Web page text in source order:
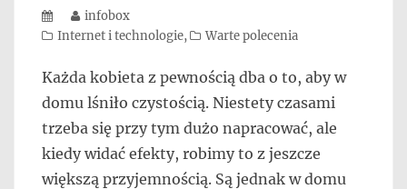
przedstawiamy
przedsiębiorców,
rozwijając
innych
przedsiębiorczości
Posted
on
Author
infobox
Categories
Internet i technologie, Warte polecenia
Każda kobieta z pewnością dba o to, aby w
domu lśniło czystością. Niestety czasami
trzeba się przy tym dużo napracować, ale
kiedy widać efekty, robimy to z jeszcze
większą przyjemnością. Są jednak w domu